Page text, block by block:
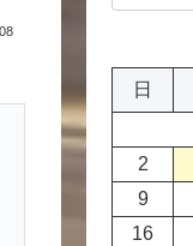
日
2
9
16